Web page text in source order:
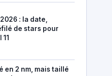
: la date,
de stars pour
en 2 nm, mais taillé